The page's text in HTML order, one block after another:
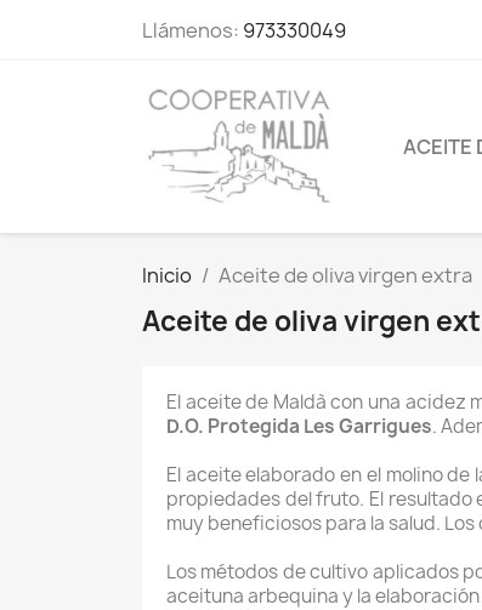
Llámenos: 973330049
ACEITE
Inicio Aceite de oliva virgen extra
Aceite de oliva virgen
El aceite de Maldà con una acidez
D.O. Protegida Les Garrigues.
El aceite elaborado en el molino de
propiedades del fruto. El
muy beneficiosos para la salud.
Los métodos de cultivo aplicados
aceituna arbequina y la